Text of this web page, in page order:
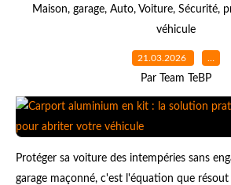
Maison, garage, Auto, Voiture, Sécurité,
véhicule
21.03.2026 …
Par Team TeBP
Protéger sa voiture des intempéries sans
garage maçonné, c'est l'équation que